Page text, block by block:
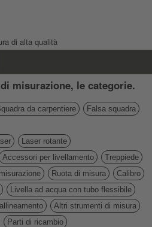
di alta qualità
misurazione, le categorie.
da carpentiere
Falsa squadra
Laser rotante
Accessori per livellamento
Treppiede
Ruota di misura
Calibro
Livella ad acqua con tubo flessibile
Altri strumenti di misura
Parti di ricambio